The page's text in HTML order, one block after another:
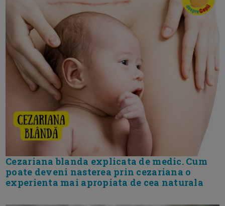
Cezariana blanda explicata de medic. Cum
poate deveni nasterea prin cezariana o
experienta mai apropiata de cea naturala